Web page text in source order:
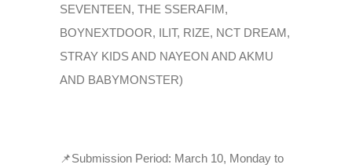
SEVENTEEN, THE SSERAFIM,
BOYNEXTDOOR, ILIT, RIZE, NCT DREAM,
STRAY KIDS AND NAYEON AND AKMU
AND BABYMONSTER)
📌Submission Period: March 10, Monday to